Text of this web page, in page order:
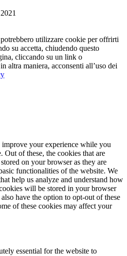
utilizzare cookie per offrirti
su accetta, chiudendo questo
cliccando su un link o
altra maniera, acconsenti all’uso dei
your experience while you
Out of these, the cookies that are
on your browser as they are
functionalities of the website. We
help us analyze and understand how
will be stored in your browser
have the option to opt-out of these
of these cookies may affect your
essential for the website to